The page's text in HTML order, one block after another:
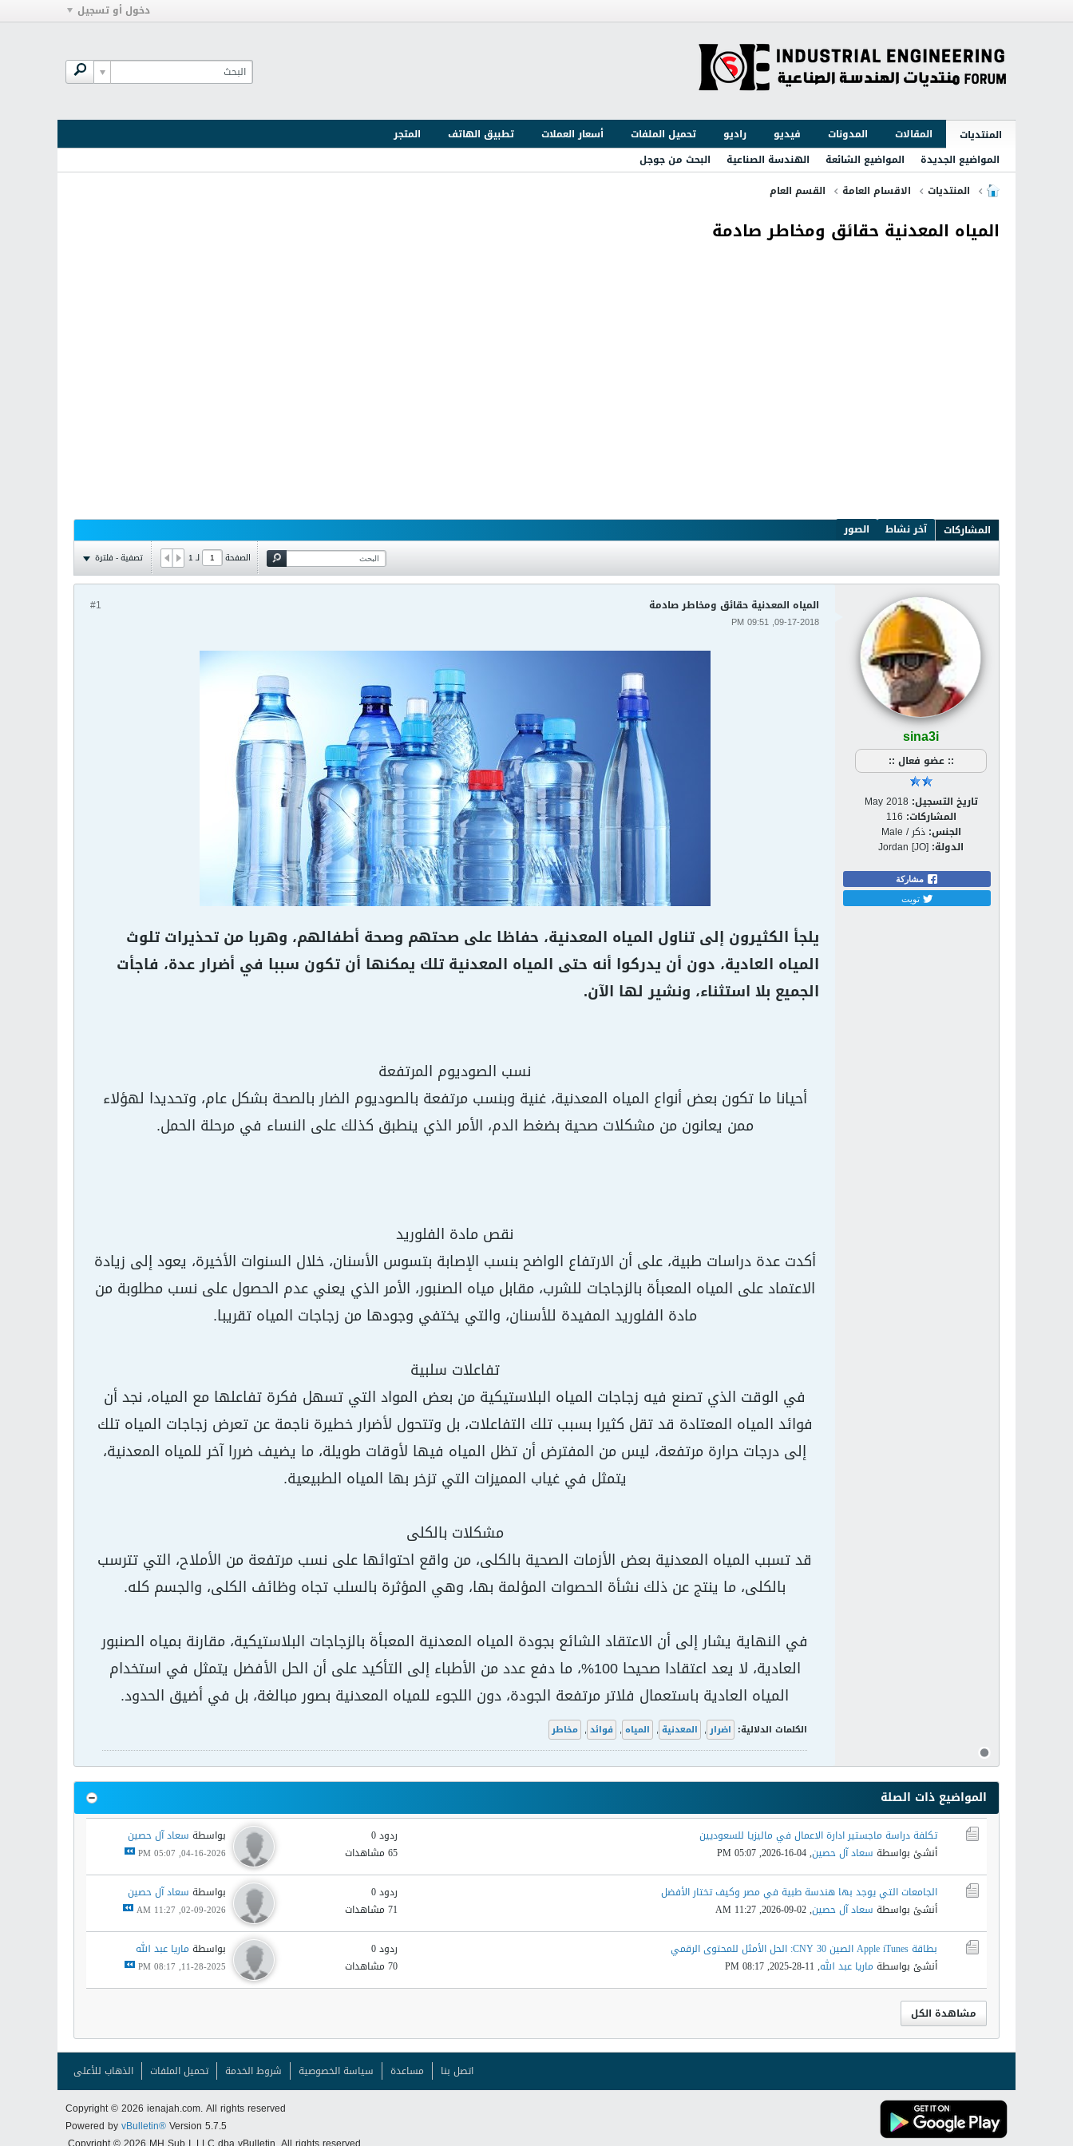
دخول أو تسجيل
المنتديات المقالات المدونات فيديو راديو تحميل الملفات أسعار العملات تطبيق الهاتف
المتجر
المواضيع الجديدة
المواضيع الشائعة الهندسة الصناعية
البحث من جوجل
المنتديات
الاقسام العامة القسم العام
المياه المعدنية حقائق ومخاطر صادمة
المشاركات آخر نشاط الصور
الصفحة لـ1 تصفية - فلترة
sina3i
:: عضو فعال ::
تاريخ التسجيل: May 2018
المشاركات: 116
الجنس: ذكر / Male
الدولة: Jordan [JO]
مشاركة
تويت
#1 المياه المعدنية حقائق ومخاطر صادمة
09-17-2018, 09:51 PM
يلجأ الكثيرون إلى تناول المياه المعدنية، حفاظا على صحتهم وصحة أطفالهم، وهربا من تحذيرات تلوث
المياه العادية، دون أن يدركوا أنه حتى المياه المعدنية تلك يمكنها أن تكون سببا في أضرار عدة، فاجأت
الجميع بلا استثناء، ونشير لها الآن.
نسب الصوديوم المرتفعة
أحيانا ما تكون بعض أنواع المياه المعدنية، غنية وبنسب مرتفعة بالصوديوم الضار بالصحة بشكل عام، وتحديدا لهؤلاء
ممن يعانون من مشكلات صحية بضغط الدم، الأمر الذي ينطبق كذلك على النساء في مرحلة الحمل.
نقص مادة الفلوريد
أكدت عدة دراسات طبية، على أن الارتفاع الواضح بنسب الإصابة بتسوس الأسنان، خلال السنوات الأخيرة، يعود إلى زيادة
الاعتماد على المياه المعبأة بالزجاجات للشرب، مقابل مياه الصنبور، الأمر الذي يعني عدم الحصول على نسب مطلوبة من
مادة الفلوريد المفيدة للأسنان، والتي يختفي وجودها من زجاجات المياه تقريبا.
تفاعلات سلبية
في الوقت الذي تصنع فيه زجاجات المياه البلاستيكية من بعض المواد التي تسهل فكرة تفاعلها مع المياه، نجد أن
فوائد المياه المعتادة قد تقل كثيرا بسبب تلك التفاعلات، بل وتتحول لأضرار خطيرة ناجمة عن تعرض زجاجات المياه تلك
إلى درجات حرارة مرتفعة، ليس من المفترض أن تظل المياه فيها لأوقات طويلة، ما يضيف ضررا آخر للمياه المعدنية،
يتمثل في غياب المميزات التي تزخر بها المياه الطبيعية.
مشكلات بالكلى
قد تسبب المياه المعدنية بعض الأزمات الصحية بالكلى، من واقع احتوائها على نسب مرتفعة من الأملاح، التي تترسب
بالكلى، ما ينتج عن ذلك نشأة الحصوات المؤلمة بها، وهي المؤثرة بالسلب تجاه وظائف الكلى، والجسم كله.
في النهاية يشار إلى أن الاعتقاد الشائع بجودة المياه المعدنية المعبأة بالزجاجات البلاستيكية، مقارنة بمياه الصنبور
العادية، لا يعد اعتقادا صحيحا 100%، ما دفع عدد من الأطباء إلى التأكيد على أن الحل الأفضل يتمثل في استخدام
المياه العادية باستعمال فلاتر مرتفعة الجودة، دون اللجوء للمياه المعدنية بصور مبالغة، بل في أضيق الحدود.
الكلمات الدلالية: اضرار , المعدنية , المياه , فوائد , مخاطر
المواضيع ذات الصلة
تكلفة دراسة ماجستير ادارة الاعمال في ماليزيا للسعوديين
أنشئ بواسطة سعاد آل حصين,
04-16-2026, 05:07 PM
ردود 0
65 مشاهدات
بواسطة سعاد آل حصين
04-16-2026, 05:07 PM
الجامعات التي يوجد بها هندسة طبية في مصر وكيف تختار الأفضل
أنشئ بواسطة سعاد آل حصين,
02-09-2026, 11:27 AM
ردود 0
71 مشاهدات
بواسطة سعاد آل حصين
02-09-2026, 11:27 AM
بطاقة Apple iTunes الصين 30 CNY: الحل الأمثل للمحتوى الرقمي
أنشئ بواسطة ماريا عبد الله,
11-28-2025, 08:17 PM
ردود 0
70 مشاهدات
بواسطة ماريا عبد الله
11-28-2025, 08:17 PM
مشاهدة الكل
اتصل بنا مساعدة سياسة الخصوصية شروط الخدمة تحميل الملفات الذهاب للأعلى
Copyright © 2026 ienajah.com. All rights reserved
Powered byvBulletin®Version 5.7.5